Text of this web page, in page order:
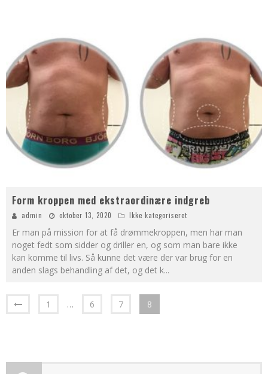
Form kroppen med ekstraordinære indgreb
admin oktober 13, 2020 Ikke kategoriseret
Er man på mission for at få drømmekroppen, men har man
noget fedt som sidder og driller en, og som man bare ikke
kan komme til livs. Så kunne det være der var brug for en
anden slags behandling af det, og det k...
1 … 6 7 8